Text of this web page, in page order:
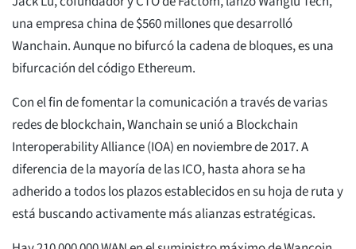
una empresa china de $560 millones que desarrolló
Wanchain. Aunque no bifurcó la cadena de bloques, es una
bifurcación del código Ethereum.
Con el fin de fomentar la comunicación a través de varias
redes de blockchain, Wanchain se unió a Blockchain
Interoperability Alliance (IOA) en noviembre de 2017. A
diferencia de la mayoría de las ICO, hasta ahora se ha
adherido a todos los plazos establecidos en su hoja de ruta y
está buscando activamente más alianzas estratégicas.